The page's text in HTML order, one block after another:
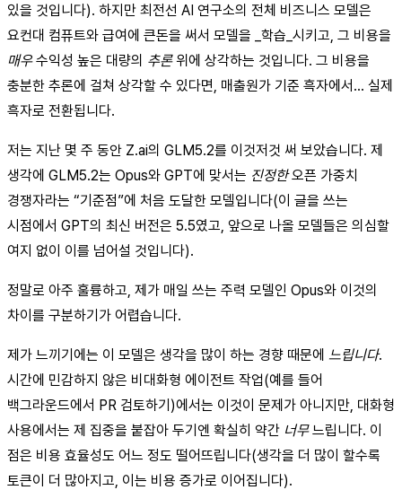
있을 것입니다). 하지만 최전선 AI 연구소의 전체 비즈니스 모델은
요컨대 컴퓨트와 급여에 큰돈을 써서 모델을 _학습_시키고, 그 비용을
매우수익성 높은 대량의 추론위에 상각하는 것입니다. 그 비용을
충분한 추론에 걸쳐 상각할 수 있다면, 매출원가 기준 흑자에서… 실제
흑자로 전환됩니다.
저는 지난 몇 주 동안 Z.ai의 GLM5.2를 이것저것 써 보았습니다. 제
생각에 GLM5.2는 Opus와 GPT에 맞서는 진정한오픈 가중치
경쟁자라는 “기준점”에 처음 도달한 모델입니다(이 글을 쓰는
시점에서 GPT의 최신 버전은 5.5였고, 앞으로 나올 모델들은 의심할
여지 없이 이를 넘어설 것입니다).
정말로 아주 훌륭하고, 제가 매일 쓰는 주력 모델인 Opus와 이것의
차이를 구분하기가 어렵습니다.
제가 느끼기에는 이 모델은 생각을 많이 하는 경향 때문에 느립니다.
시간에 민감하지 않은 비대화형 에이전트 작업(예를 들어
백그라운드에서 PR 검토하기)에서는 이것이 문제가 아니지만, 대화형
사용에서는 제 집중을 붙잡아 두기엔 확실히 약간 너무느립니다. 이
점은 비용 효율성도 어느 정도 떨어뜨립니다(생각을 더 많이 할수록
토큰이 더 많아지고, 이는 비용 증가로 이어집니다).